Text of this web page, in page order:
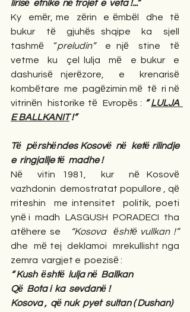
lirisё  etnike  nё trojet  e  veta !...”
Ky  emёr, me  zёrin  e ёmbёl  dhe  tё
bukur  tё  gjuhёs shqipe  ka  sjell
tashmё  “preludin”
  e njё  stine  tё
vetme  ku  çel lulja  mё  e bukur  e
dashurisё njerёzore,  e  krenarisё
kombёtare  me  pagёzimin mё  tё  ri nё
vitrinёn  historike tё  Evropёs : “ LULJA
E BALLKANIT !”
Tё  pёrshёndes Kosovё  nё  ketё rilindje
e  ringjallje tё  madhe !
Nё  vitin 1981,  kur  nё Kosovё
vazhdonin  demostratat popullore , qё
rriteshin  me intensitet  politik, poeti
ynё i  madh  LASGUSH  PORADECI  tha
atёhere se
“Kosova  ёshtё vullkan !”
dhe  mё tej  deklamoi  mrekullisht nga
zemra  vargjet e  poezisё :
“ Kush  ёshtё  lulja nё  Ballkan
Qё  Bota i  ka  sevdanё !
Kosova ,  qё nuk  pyet  sultan ( Dushan)